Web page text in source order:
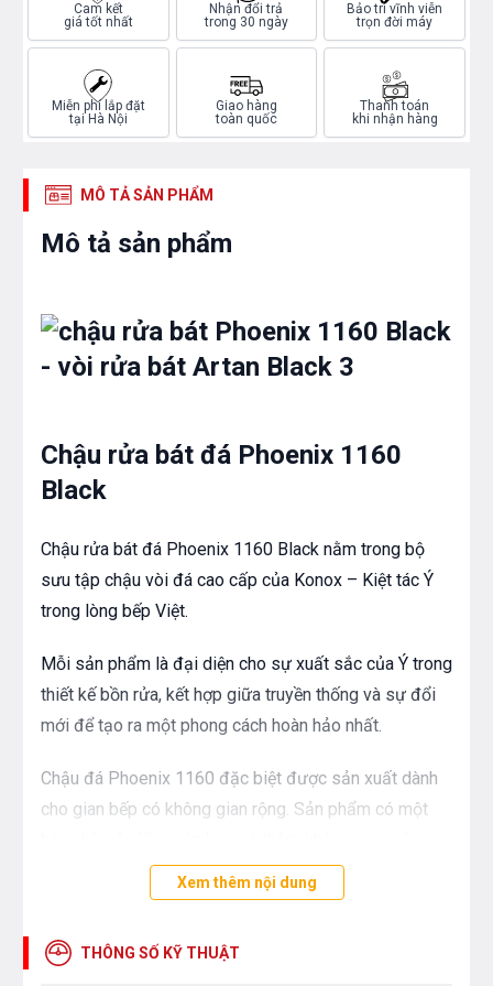
Cam kết
giá tốt nhất
Nhận đổi trả
trong 30 ngày
Bảo trì vĩnh viễn
trọn đời máy
Miễn phí lắp đặt
tại Hà Nội
Giao hàng
toàn quốc
Thanh toán
khi nhận hàng
MÔ TẢ SẢN PHẨM
Mô tả sản phẩm
Chậu rửa bát đá Phoenix 1160
Black
Chậu rửa bát đá Phoenix 1160 Black nằm trong bộ
sưu tập chậu vòi đá cao cấp của Konox – Kiệt tác Ý
trong lòng bếp Việt.
Mỗi sản phẩm là đại diện cho sự xuất sắc của Ý trong
thiết kế bồn rửa, kết hợp giữa truyền thống và sự đổi
mới để tạo ra một phong cách hoàn hảo nhất.
Chậu đá Phoenix 1160 đặc biệt được sản xuất dành
cho gian bếp có không gian rộng. Sản phẩm có một
xếp đồ bếp và rãnh thoát nước thông minh trên bàn
chờ giữ cho căn bếp luôn khô thoáng tiện lợi.
Xem thêm nội dung
THÔNG SỐ KỸ THUẬT